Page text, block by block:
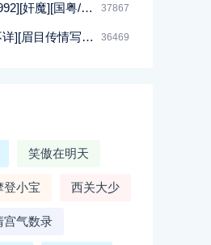
[百度][香港][1992][奸魔][国粤/无字][MKV/925MB] 37867
[百度][台湾][不详][眉目传情写真集][12集][MKV] 36469
笑傲在明天
登小宝 西关大少
宫气数录